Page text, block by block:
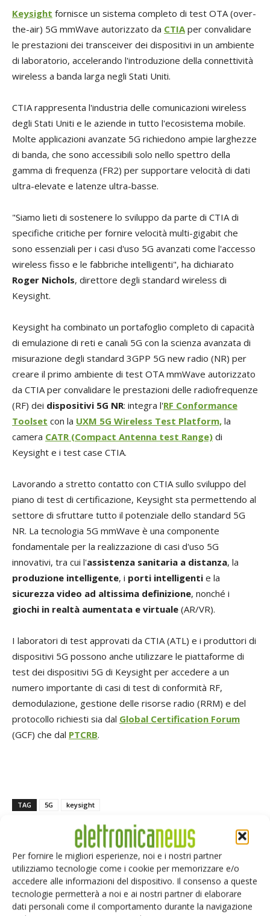
Per fornire le migliori esperienze, noi e i nostri partner
utilizziamo tecnologie come i cookie per memorizzare e/o
accedere alle informazioni del dispositivo. Il consenso a queste
tecnologie permetterà a noi e ai nostri partner di elaborare
dati personali come il comportamento durante la navigazione
Keysight fornisce un sistema completo di test OTA (over-
the-air) 5G mmWave autorizzato da CTIA per convalidare
le prestazioni dei transceiver dei dispositivi in un ambiente
di laboratorio, accelerando l'introduzione della connettività
wireless a banda larga negli Stati Uniti.
CTIA rappresenta l'industria delle comunicazioni wireless
degli Stati Uniti e le aziende in tutto l'ecosistema mobile.
Molte applicazioni avanzate 5G richiedono ampie larghezze
di banda, che sono accessibili solo nello spettro della
gamma di frequenza (FR2) per supportare velocità di dati
ultra-elevate e latenze ultra-basse.
"Siamo lieti di sostenere lo sviluppo da parte di CTIA di
specifiche critiche per fornire velocità multi-gigabit che
sono essenziali per i casi d'uso 5G avanzati come l'accesso
wireless fisso e le fabbriche intelligenti", ha dichiarato
Roger Nichols, direttore degli standard wireless di
Keysight.
Keysight ha combinato un portafoglio completo di capacità
di emulazione di reti e canali 5G con la scienza avanzata di
misurazione degli standard 3GPP 5G new radio (NR) per
creare il primo ambiente di test OTA mmWave autorizzato
da CTIA per convalidare le prestazioni delle radiofrequenze
(RF) dei dispositivi 5G NR: integra l'RF Conformance
Toolset con la UXM 5G Wireless Test Platform, la
camera CATR (Compact Antenna test Range) di
Keysight e i test case CTIA.
Lavorando a stretto contatto con CTIA sullo sviluppo del
piano di test di certificazione, Keysight sta permettendo al
settore di sfruttare tutto il potenziale dello standard 5G
NR. La tecnologia 5G mmWave è una componente
fondamentale per la realizzazione di casi d'uso 5G
innovativi, tra cui l'assistenza sanitaria a distanza, la
produzione intelligente, i porti intelligenti e la
sicurezza video ad altissima definizione, nonché i
giochi in realtà aumentata e virtuale (AR/VR).
I laboratori di test approvati da CTIA (ATL) e i produttori di
dispositivi 5G possono anche utilizzare le piattaforme di
test dei dispositivi 5G di Keysight per accedere a un
numero importante di casi di test di conformità RF,
demodulazione, gestione delle risorse radio (RRM) e del
protocollo richiesti sia dal Global Certification Forum
(GCF) che dal PTCRB.
TAG 5G keysight
Facebook Twitter